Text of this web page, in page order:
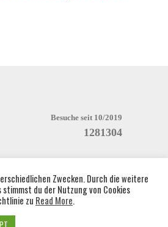
Besuche seit 10/2019
1281304
Zwecken. Durch die weitere
du der Nutzung von Cookies
zu Read More.